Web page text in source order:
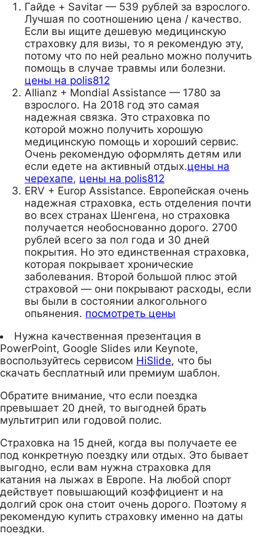
Гайде + Savitar — 539 рублей за взрослого.
Лучшая по соотношению цена / качество.
Если вы ищите дешевую медицинскую
страховку для визы, то я рекомендую эту,
потому что по ней реально можно получить
помощь в случае травмы или болезни.
цены на polis812
Allianz + Mondial Assistance — 1780 за
взрослого. На 2018 год это самая
надежная связка. Это страховка по
которой можно получить хорошую
медицинскую помощь и хороший сервис.
Очень рекомендую оформлять детям или
если едете на активный отдых.цены на
черехапе, цены на polis812
ERV + Europ Assistance. Европейская очень
надежная страховка, есть отделения почти
во всех странах Шенгена, но страховка
получается необоснованно дорого. 2700
рублей всего за пол года и 30 дней
покрытия. Но это единственная страховка,
которая покрывает хронические
заболевания. Второй большой плюс этой
страховой — они покрывают расходы, если
вы были в состоянии алкогольного
опьянения. посмотреть цены
Нужна качественная презентация в
PowerPoint, Google Slides или Keynote,
воспользуйтесь сервисом HiSlide, что бы
скачать бесплатный или премиум шаблон.
Обратите внимание, что если поездка
превышает 20 дней, то выгодней брать
мультитрип или годовой полис.
Страховка на 15 дней, когда вы получаете ее
под конкретную поездку или отдых. Это бывает
выгодно, если вам нужна страховка для
катания на лыжах в Европе. На любой спорт
действует повышающий коэффициент и на
долгий срок она стоит очень дорого. Поэтому я
рекомендую купить страховку именно на даты
поездки.